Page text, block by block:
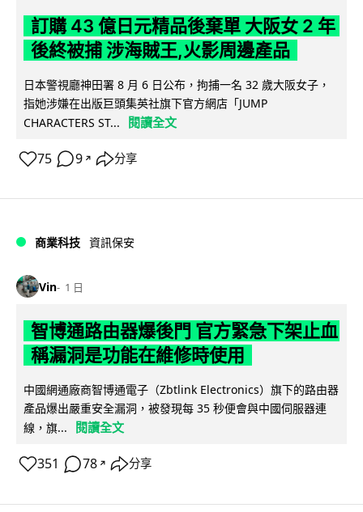
訂購 43 億日元精品後棄單 大阪女 2 年
後終被捕 涉海賊王,火影周邊產品
日本警視廳神田署 8 月 6 日公布，拘捕一名 32 歲大阪女子，
指她涉嫌在出版巨頭集英社旗下官方網店「JUMP
CHARACTERS ST...
閱讀全文
75 9 ↗ 分享
商業科技 資訊保安
Vin 1 日
智博通路由器爆後門 官方緊急下架止血
稱漏洞是功能在維修時使用
中國網通廠商智博通電子（Zbtlink Electronics）旗下的路由器
產品爆出嚴重安全漏洞，被發現每 35 秒便會與中國伺服器連
線，旗...
閱讀全文
351 78 ↗ 分享